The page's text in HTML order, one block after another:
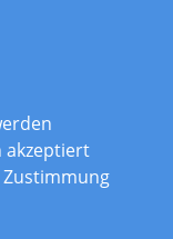
akzeptiert